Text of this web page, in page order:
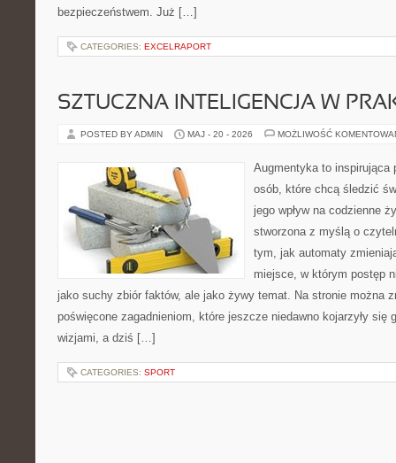
bezpieczeństwem. Już […]
CATEGORIES: EXCELRAPORT
SZTUCZNA INTELIGENCJA W
POSTED BY ADMIN MAJ - 20 - 2026 MOŻLIWOŚĆ
Augmentyka to inspirująca
osób, które chcą śledzić
jego wpływ na codzienne
stworzona z myślą o
tym, jak automaty
miejsce, w którym postęp
jako suchy zbiór faktów, ale jako żywy temat. Na stronie można
poświęcone zagadnieniom, które jeszcze niedawno kojarzyły się
wizjami, a dziś […]
CATEGORIES: SPORT